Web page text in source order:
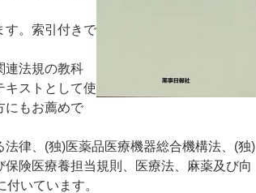
す。索引付きで
連法規の教科
キストとして使
にもお薦めで
律、(独)医薬品医療機器総合機構法、(独)
険医療養担当規則、医療法、麻薬及び向
いています。